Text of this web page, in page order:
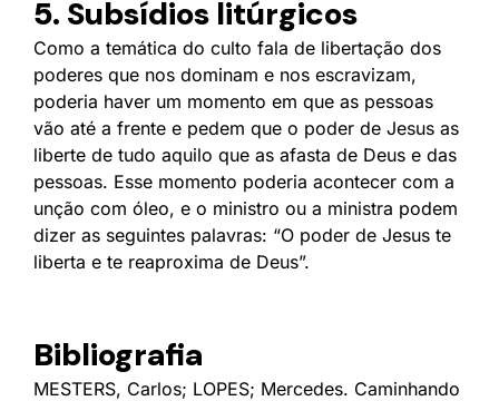
5. Subsídios litúrgicos
Como a temática do culto fala de libertação dos
poderes que nos dominam e nos escravizam,
poderia haver um momento em que as pessoas
vão até a frente e pedem que o poder de Jesus as
liberte de tudo aquilo que as afasta de Deus e das
pessoas. Esse momento poderia acontecer com a
unção com óleo, e o ministro ou a ministra podem
dizer as seguintes palavras: “O poder de Jesus te
liberta e te reaproxima de Deus”.
Bibliografia
MESTERS, Carlos; LOPES; Mercedes. Caminhando